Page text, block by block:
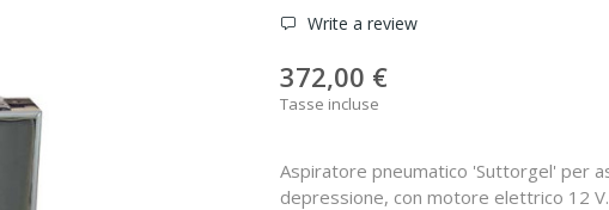
Write a review
372,00 €
Tasse incluse
Aspiratore pneumatico 'Suttorgel' per
depressione, con motore elettrico 12